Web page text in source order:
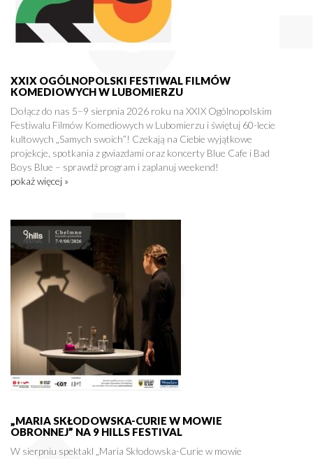
XXIX OGÓLNOPOLSKI FESTIWAL FILMÓW
KOMEDIOWYCH W LUBOMIERZU
Dołącz do nas 5–9 sierpnia 2026 roku na XXIX Ogólnopolskim
Festiwalu Filmów Komediowych w Lubomierzu i świętuj 60-lecie
kultowych „Samych swoich”! Czekają na Ciebie wyjątkowe
projekcje, spotkania z gwiazdami oraz koncerty Blue Cafe i Bad
Boys Blue – sprawdź program i zaplanuj weekend!
pokaż więcej »
„MARIA SKŁODOWSKA-CURIE W MOWIE
OBRONNEJ” NA 9 HILLS FESTIVAL
W sierpniu spektakl „Maria Skłodowska-Curie w mowie